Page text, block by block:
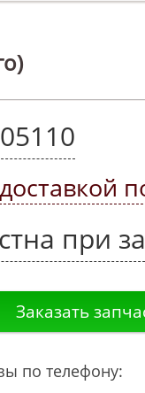
при
по телефону: